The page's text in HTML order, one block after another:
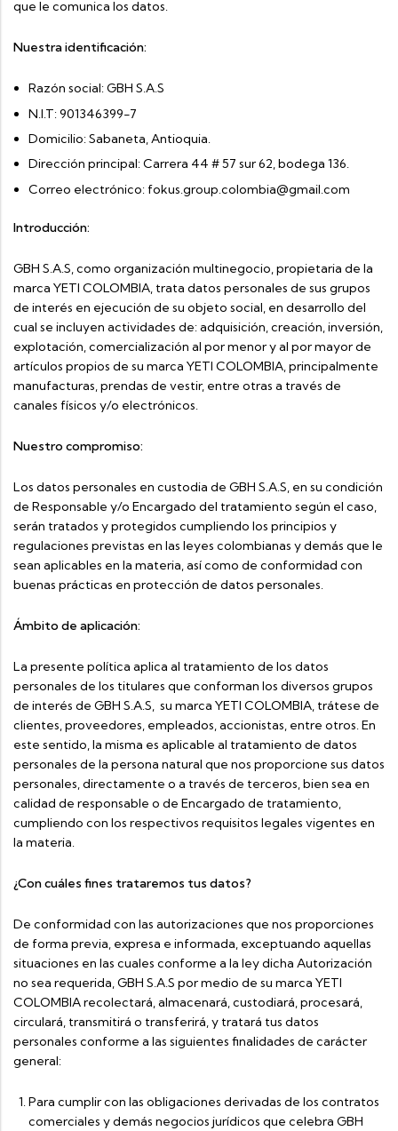
que le comunica los datos.
Nuestra identificación:
Razón social: GBH S.A.S
N.I.T: 901346399-7
Domicilio: Sabaneta, Antioquia.
Dirección principal: Carrera 44 # 57 sur 62, bodega 136.
Correo electrónico: fokus.group.colombia@gmail.com
Introducción:
GBH S.A.S, como organización multinegocio, propietaria de la
marca YETI COLOMBIA, trata datos personales de sus grupos
de interés en ejecución de su objeto social, en desarrollo del
cual se incluyen actividades de: adquisición, creación, inversión,
explotación, comercialización al por menor y al por mayor de
artículos propios de su marca YETI COLOMBIA, principalmente
manufacturas, prendas de vestir, entre otras a través de
canales físicos y/o electrónicos.
Nuestro compromiso:
Los datos personales en custodia de GBH S.A.S, en su condición
de Responsable y/o Encargado del tratamiento según el caso,
serán tratados y protegidos cumpliendo los principios y
regulaciones previstas en las leyes colombianas y demás que le
sean aplicables en la materia, así como de conformidad con
buenas prácticas en protección de datos personales.
Ámbito de aplicación:
La presente política aplica al tratamiento de los datos
personales de los titulares que conforman los diversos grupos
de interés de GBH S.A.S, su marca YETI COLOMBIA, trátese de
clientes, proveedores, empleados, accionistas, entre otros. En
este sentido, la misma es aplicable al tratamiento de datos
personales de la persona natural que nos proporcione sus datos
personales, directamente o a través de terceros, bien sea en
calidad de responsable o de Encargado de tratamiento,
cumpliendo con los respectivos requisitos legales vigentes en
la materia.
¿Con cuáles fines trataremos tus datos?
De conformidad con las autorizaciones que nos proporciones
de forma previa, expresa e informada, exceptuando aquellas
situaciones en las cuales conforme a la ley dicha Autorización
no sea requerida, GBH S.A.S por medio de su marca YETI
COLOMBIA recolectará, almacenará, custodiará, procesará,
circulará, transmitirá o transferirá, y tratará tus datos
personales conforme a las siguientes finalidades de carácter
general:
Para cumplir con las obligaciones derivadas de los contratos
comerciales y demás negocios jurídicos que celebra GBH